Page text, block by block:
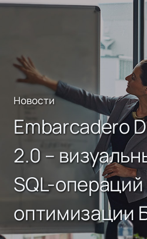
Новости
Embarcadero
2.0 –
SQL-
оптимизации